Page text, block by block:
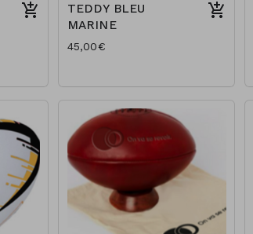
TEDDY BLEU
MARINE
45,00€